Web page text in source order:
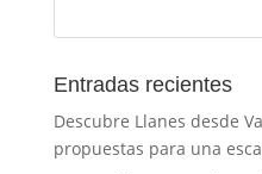
Entradas recientes
Descubre Llanes desde
propuestas para una